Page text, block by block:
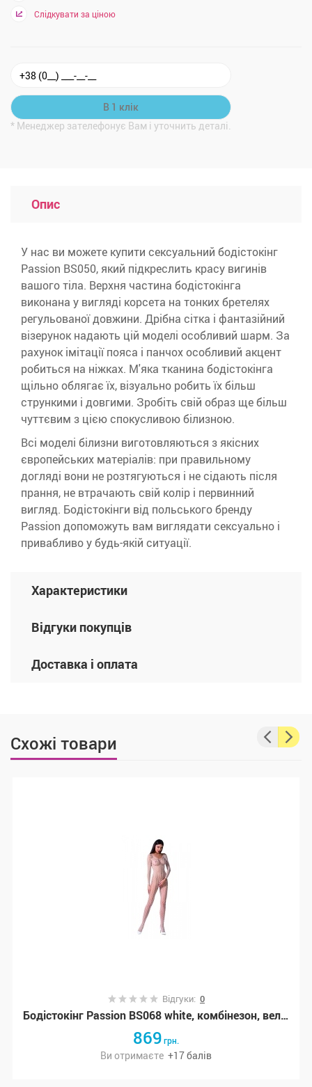
Слідкувати за ціною
* Менеджер зателефонує Вам і уточнить деталі.
Опис
У нас ви можете купити сексуальний бодістокінг
Passion BS050, який підкреслить красу вигинів
вашого тіла. Верхня частина бодістокінга
виконана у вигляді корсета на тонких бретелях
регульованої довжини. Дрібна сітка і фантазійний
візерунок надають цій моделі особливий шарм. За
рахунок імітації пояса і панчох особливий акцент
робиться на ніжках. М'яка тканина бодістокінга
щільно облягає їх, візуально робить їх більш
стрункими і довгими. Зробіть свій образ ще більш
чуттєвим з цією спокусливою білизною.
Всі моделі білизни виготовляються з якісних
європейських матеріалів: при правильному
догляді вони не розтягуються і не сідають після
прання, не втрачають свій колір і первинний
вигляд. Бодістокінги від польського бренду
Passion допоможуть вам виглядати сексуально і
привабливо у будь-якій ситуації.
Характеристики
Відгуки покупців
Доставка і оплата
Схожі товари
Відгуки: 0
Бодістокінг Passion BS068 white, комбінезон, велика сітка, довгий рукав (PBS068W)
869грн.
Ви отримаєте +17балів